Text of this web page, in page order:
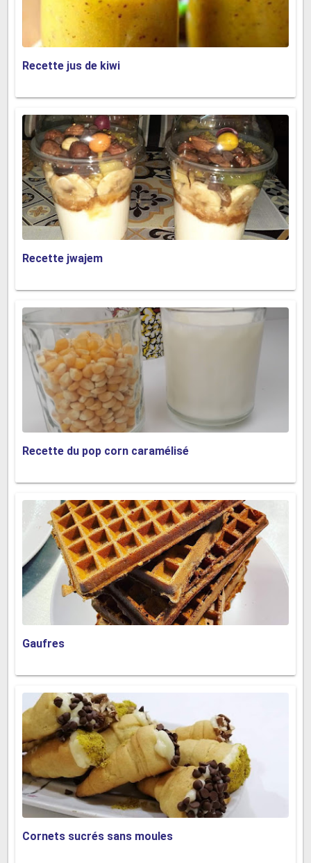
Recette jus de kiwi
Recette jwajem
Recette du pop corn caramélisé
Gaufres
Cornets sucrés sans moules